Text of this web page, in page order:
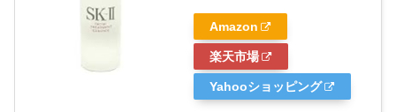
Amazon
楽天市場
Yahooショッピング